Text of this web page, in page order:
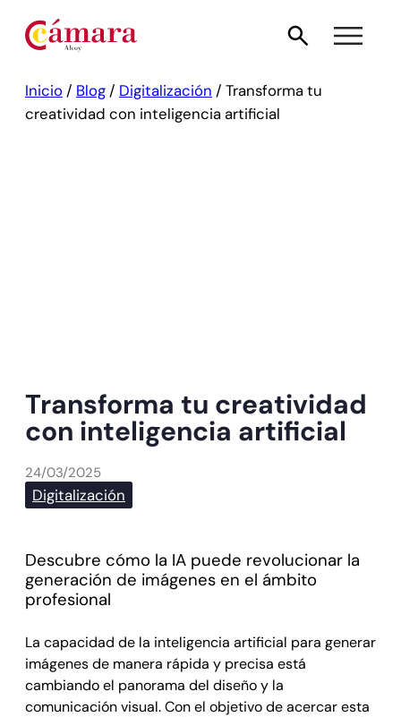
Inicio / Blog / Digitalización / Transforma tu
creatividad con inteligencia artificial
Transforma tu creatividad
con inteligencia artificial
24/03/2025
Digitalización
Descubre cómo la IA puede revolucionar la
generación de imágenes en el ámbito
profesional
La capacidad de la inteligencia artificial para generar
imágenes de manera rápida y precisa está
cambiando el panorama del diseño y la
comunicación visual. Con el objetivo de acercar esta